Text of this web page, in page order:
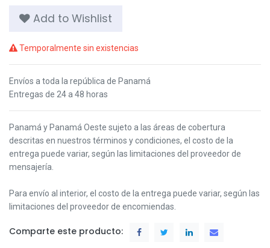
Add to Wishlist
Temporalmente sin existencias
Envíos a toda la república de Panamá
Entregas de 24 a 48 horas
Panamá y Panamá Oeste sujeto a las áreas de cobertura
descritas en nuestros términos y condiciones, el costo de la
entrega puede variar, según las limitaciones del proveedor de
mensajería.
Para envío al interior, el costo de la entrega puede variar, según las
limitaciones del proveedor de encomiendas.
Comparte este producto: